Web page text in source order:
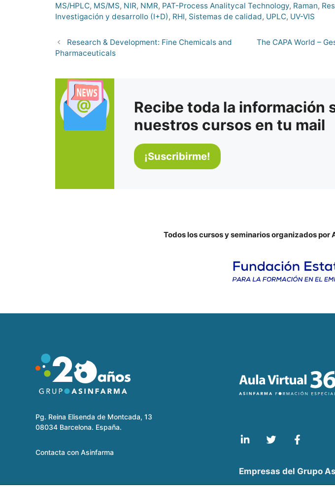
MS/HPLC, MS/MS, NIR, NMR, PAT-Process Analitycal Technology, Raman,
Investigación y desarrollo (I+D), RHI, Sistemas de calidad, UPLC, UV-VIS
Research & Development: Fine Chemicals and
Pharmaceuticals
The CAPA World –
Recibe toda la información
nuestros cursos en tu mail
Todos los cursos y seminarios organizados
Pg. Reina Elisenda de Montcada, 13
08034 Barcelona. España.
Contacta con Asinfarma
Empresas del Grupo